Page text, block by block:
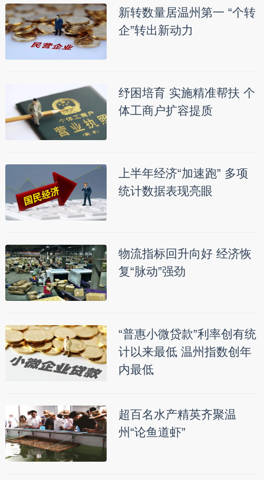
新转数量居温州第一 “个转
企”转出新动力
纾困培育 实施精准帮扶 个
体工商户扩容提质
上半年经济“加速跑” 多项
统计数据表现亮眼
物流指标回升向好 经济恢
复“脉动”强劲
“普惠小微贷款”利率创有统
计以来最低 温州指数创年
内最低
超百名水产精英齐聚温
州“论鱼道虾”